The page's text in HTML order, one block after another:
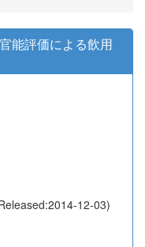
能評価による飲用
12-03)